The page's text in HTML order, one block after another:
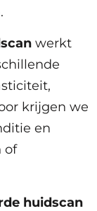
werkt
krijgen we
en
of
huidscan